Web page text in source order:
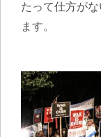
たって仕方が
ます。